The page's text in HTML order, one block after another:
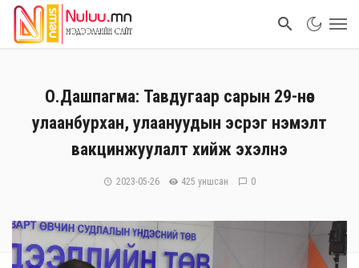
О.Дашпагма: Тавдугаар сарын 29-нөөс
улаанбурхан, улаануудын эсрэг нэмэлт
вакцинжуулалт хийж эхэлнэ
2023-05-26 425 уншсан 0